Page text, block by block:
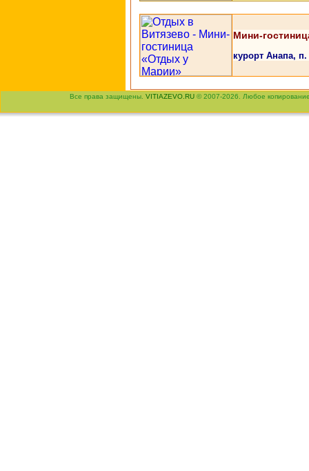
Мини-
курорт Анапа,
Все права защищены. VITIAZEVO.RU © 2007-2026. Любое